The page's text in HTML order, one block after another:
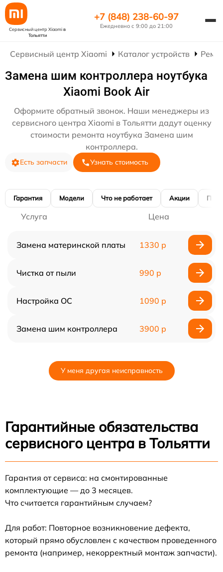
Сервисный центр Xiaomiв
Тольятти
+7 (848) 238-60-97
Ежедневно с 9:00 до 21:00
Сервисный центр Xiaomi Каталог устройств
Замена шим контроллера ноутбука
Xiaomi Book Air
Оформите обратный звонок. Наши менеджеры из
сервисного центра Xiaomi в Тольятти дадут оценку
стоимости ремонта ноутбука Замена шим
контроллера.
Есть запчасти Узнать стоимость
Гарантия Модели Что не работает Акции
Услуга Цена
Замена материнской платы 1330 р
Чистка от пыли 990 р
Настройка ОС 1090 р
Замена шим контроллера 3900 р
У меня другая неисправность
Гарантийные обязательства
сервисного центра в Тольятти
Гарантия от сервиса: на смонтированные
комплектующие — до 3 месяцев.
Что считается гарантийным случаем?
Для работ: Повторное возникновение дефекта,
который прямо обусловлен с качеством проведенного
ремонта (например, некорректный монтаж запчасти).